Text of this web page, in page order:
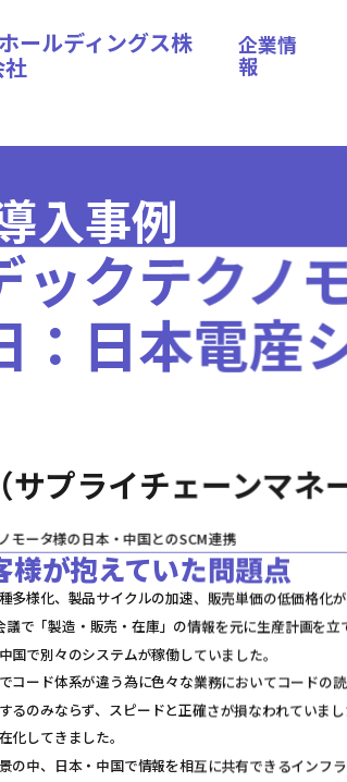
ールディングス株
社
企業情
報
入事例
ックテクノ
：日本電
サプライチェーンマネ
モータ様の日本・中国とのSCM連携
様が抱えていた問題点
多様化、製品サイクルの加速、販売単価の低価格化
議で「製造・販売・在庫」の情報を元に生産計画を
国で別々のシステムが稼働していました。
コード体系が違う為に色々な業務においてコードの
るのみならず、スピードと正確さが損なわれていま
化してきました。
の中、日本・中国で情報を相互に共有できるインフ